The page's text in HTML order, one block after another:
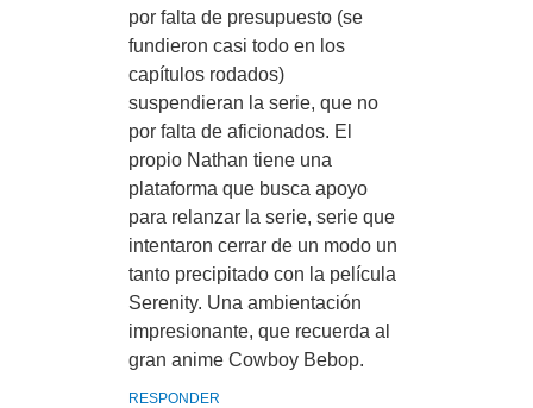
por falta de presupuesto (se
fundieron casi todo en los
capítulos rodados)
suspendieran la serie, que no
por falta de aficionados. El
propio Nathan tiene una
plataforma que busca apoyo
para relanzar la serie, serie que
intentaron cerrar de un modo un
tanto precipitado con la película
Serenity. Una ambientación
impresionante, que recuerda al
gran anime Cowboy Bebop.
RESPONDER